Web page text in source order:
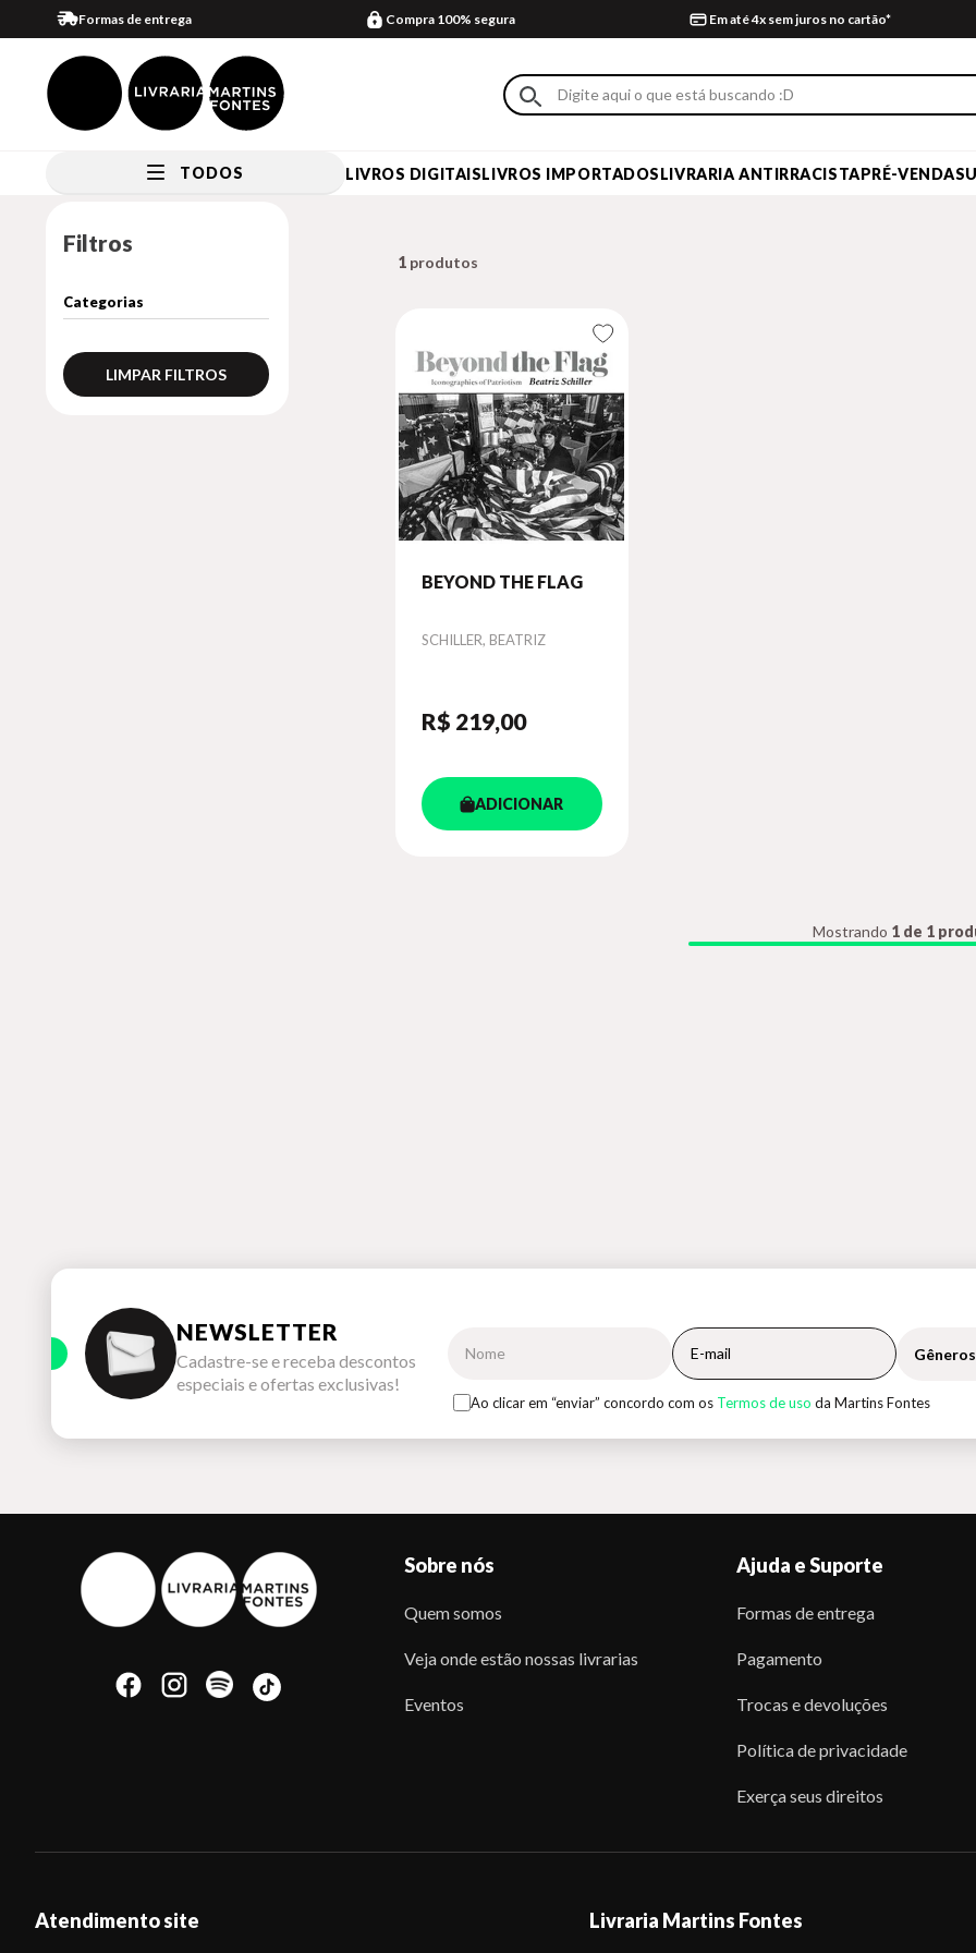
Formas de entrega Compra 100% segura Em até 4x sem juros no cartão*
TODOS LIVROS DIGITAISLIVROS IMPORTADOSLIVRARIA ANTIRRACISTAPRÉ-VENDA
Filtros
LIMPAR FILTROS
1
BEYOND THE FLAG
Autor
SCHILLER, BEATRIZ
R$ 219,00
ADICIONAR
Mostrando 1 de 1
NEWSLETTER
Cadastre-se e receba descontos
especiais e ofertas exclusivas!
Ao clicar em “enviar” concordo com os Termos de uso da Martins Fontes
Sobre nós
Quem somos
Veja onde estão nossas livrarias
Eventos
Ajuda e Suporte
Formas de entrega
Pagamento
Trocas e devoluções
Política de privacidade
Exerça seus direitos
Atendimento site Livraria Martins Fontes